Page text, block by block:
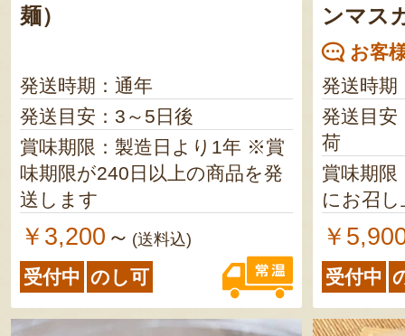
麺）
発送時期：通年
発送目安：3～5日後
賞味期限：製造日より1年 ※賞
味期限が240日以上の商品を発
送します
￥3,200 ～ (送料込)
受付中 のし可
ンマス
お客
発送時期
発送目安
荷
賞味期限
にお召
￥
受付中